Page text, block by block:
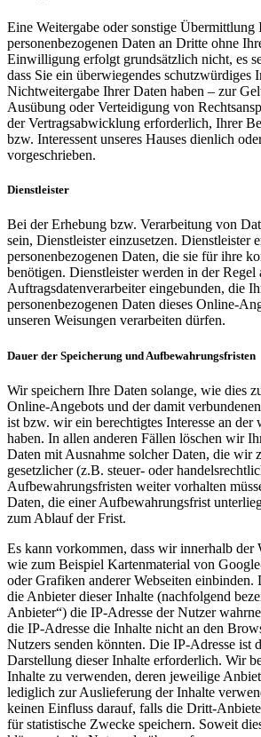
Eine Weitergabe oder sonstige Übermittlung
personenbezogenen Daten an Dritte ohne
Einwilligung erfolgt grundsätzlich nicht, es
dass Sie ein überwiegendes schutzwürdiges
Nichtweitergabe Ihrer Daten haben – zur
Ausübung oder Verteidigung von
der Vertragsabwicklung erforderlich, Ihrer
bzw. Interessent unseres Hauses dienlich
vorgeschrieben.
Dienstleister
Bei der Erhebung bzw. Verarbeitung von
sein, Dienstleister einzusetzen. Dienstleister
personenbezogenen Daten, die sie für ihre
benötigen. Dienstleister werden in der Regel
Auftragsdatenverarbeiter eingebunden, die
personenbezogenen Daten dieses Online-
unseren Weisungen verarbeiten dürfen.
Dauer der Speicherung und Aufbewahrungsfristen
Wir speichern Ihre Daten solange, wie dies
Online-Angebots und der damit
ist bzw. wir ein berechtigtes Interesse an der
haben. In allen anderen Fällen löschen wir
Daten mit Ausnahme solcher Daten, die wir
gesetzlicher (z.B. steuer- oder
Aufbewahrungsfristen weiter vorhalten
Daten, die einer Aufbewahrungsfrist
zum Ablauf der Frist.
Es kann vorkommen, dass wir innerhalb der
wie zum Beispiel Kartenmaterial von
oder Grafiken anderer Webseiten einbinden.
die Anbieter dieser Inhalte (nachfolgend
Anbieter“) die IP-Adresse der Nutzer
die IP-Adresse die Inhalte nicht an den
Nutzers senden könnten. Die IP-Adresse ist
Darstellung dieser Inhalte erforderlich. Wir
Inhalte zu verwenden, deren jeweilige
lediglich zur Auslieferung der Inhalte
keinen Einfluss darauf, falls die Dritt-
für statistische Zwecke speichern. Soweit